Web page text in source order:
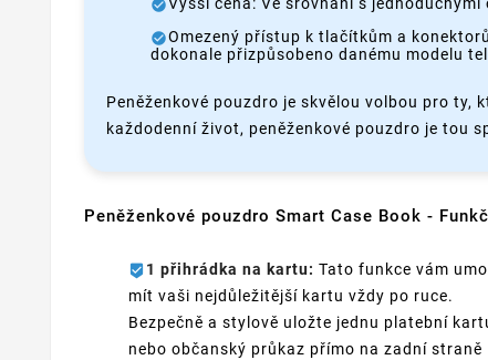
Vyšší cena: Ve srovnání s
Omezený přístup k tlačítkům a
dokonale přizpůsobeno danému modelu
Peněženkové pouzdro je skvělou volbou pro
každodenní život, peněženkové pouzdro je tou
Peněženkové pouzdro Smart Case Book -
1 přihrádka na kartu: Tato funkce vám
mít vaši nejdůležitější kartu vždy po ruce.
Bezpečně a stylově uložte jednu platební
nebo občanský průkaz přímo na zadní straně